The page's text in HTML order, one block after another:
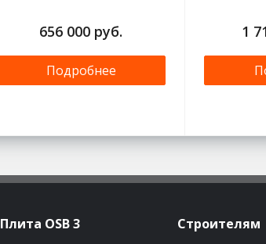
656 000 руб.
Подробнее
1
Плита OSB 3
Строителям